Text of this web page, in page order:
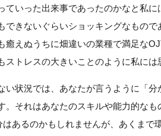
いった出来事であったのかなと私に
できないぐらいショッキングなもの
癒えぬうちに畑違いの業種で満足な
トレスの大きいことのように私には
い状況では、あなたが言うように「
。それはあなたのスキルや能力的なも
はあるのかもしれませんが、あくまで